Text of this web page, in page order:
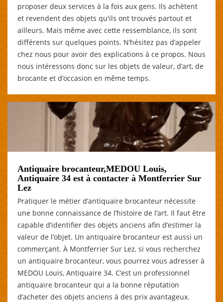
proposer deux services à la fois aux gens. Ils achètent
et revendent des objets qu'ils ont trouvés partout et
ailleurs. Mais même avec cette ressemblance, ils sont
différents sur quelques points. N’hésitez pas d’appeler
chez nous pour avoir des explications à ce propos. Nous
nous intéressons donc sur les objets de valeur, d’art, de
brocante et d’occasion en même temps.
Antiquaire brocanteur,MEDOU Louis,
Antiquaire 34 est à contacter à Montferrier Sur
Lez
Pratiquer le métier d’antiquaire brocanteur nécessite
une bonne connaissance de l’histoire de l’art. Il faut être
capable d’identifier des objets anciens afin d’estimer la
valeur de l’objet. Un antiquaire brocanteur est aussi un
commerçant. À Montferrier Sur Lez, si vous recherchez
un antiquaire brocanteur, vous pourrez vous adresser à
MEDOU Louis, Antiquaire 34. C’est un professionnel
antiquaire brocanteur qui a la bonne réputation
d’acheter des objets anciens à des prix avantageux.